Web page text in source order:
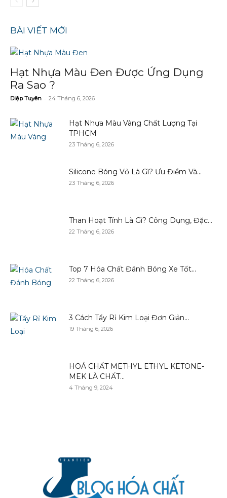
BÀI VIẾT MỚI
Hạt Nhựa Màu Đen Được Ứng Dụng
Ra Sao ?
Diệp Tuyên - 24 Tháng 6, 2026
Hạt Nhựa Màu Vàng Chất Lượng Tại
TPHCM
23 Tháng 6, 2026
Silicone Bóng Vỏ Là Gì? Ưu Điểm Và...
23 Tháng 6, 2026
Than Hoạt Tính Là Gì? Công Dụng, Đặc...
22 Tháng 6, 2026
Top 7 Hóa Chất Đánh Bóng Xe Tốt...
22 Tháng 6, 2026
3 Cách Tẩy Rỉ Kim Loại Đơn Giản...
19 Tháng 6, 2026
HOÁ CHẤT METHYL ETHYL KETONE-
MEK LÀ CHẤT...
4 Tháng 9, 2024